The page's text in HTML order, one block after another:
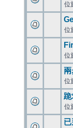
位
位
位
位
跪
位